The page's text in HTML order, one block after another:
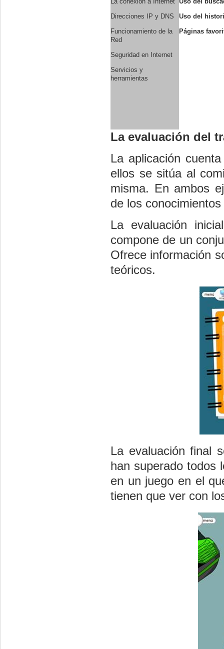
Direcciones IP y DNS
Funcionamiento de la
Red
Seguridad en Internet
Servicios y
herramientas
Uso del
Páginas
La evaluación del
La aplicación
ellos se sitúa al
misma. En ambos
de los
La evaluación
compone de un
Ofrece información
teóricos.
La evaluación final
han superado todos
en un juego en el
tienen que ver con